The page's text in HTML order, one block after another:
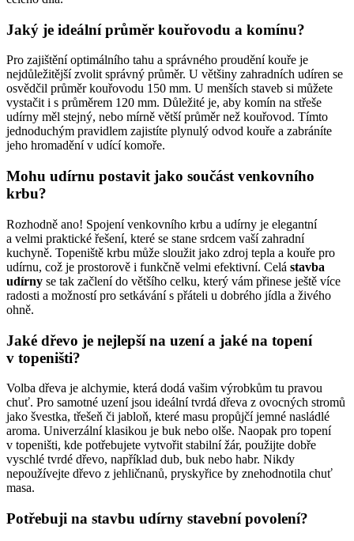
Jaký je ideální průměr kouřovodu a komínu?
Pro zajištění optimálního tahu a správného proudění kouře je
nejdůležitější zvolit správný průměr. U většiny zahradních udíren se
osvědčil průměr kouřovodu 150 mm. U menších staveb si můžete
vystačit i s průměrem 120 mm. Důležité je, aby komín na střeše
udírny měl stejný, nebo mírně větší průměr než kouřovod. Tímto
jednoduchým pravidlem zajistíte plynulý odvod kouře a zabráníte
jeho hromadění v udící komoře.
Mohu udírnu postavit jako součást venkovního
krbu?
Rozhodně ano! Spojení venkovního krbu a udírny je elegantní
a velmi praktické řešení, které se stane srdcem vaší zahradní
kuchyně. Topeniště krbu může sloužit jako zdroj tepla a kouře pro
udírnu, což je prostorově i funkčně velmi efektivní. Celá stavba
udírny se tak začlení do většího celku, který vám přinese ještě více
radosti a možností pro setkávání s přáteli u dobrého jídla a živého
ohně.
Jaké dřevo je nejlepší na uzení a jaké na topení
v topeništi?
Volba dřeva je alchymie, která dodá vašim výrobkům tu pravou
chuť. Pro samotné uzení jsou ideální tvrdá dřeva z ovocných stromů
jako švestka, třešeň či jabloň, které masu propůjčí jemné nasládlé
aroma. Univerzální klasikou je buk nebo olše. Naopak pro topení
v topeništi, kde potřebujete vytvořit stabilní žár, použijte dobře
vyschlé tvrdé dřevo, například dub, buk nebo habr. Nikdy
nepoužívejte dřevo z jehličnanů, pryskyřice by znehodnotila chuť
masa.
Potřebuji na stavbu udírny stavební povolení?